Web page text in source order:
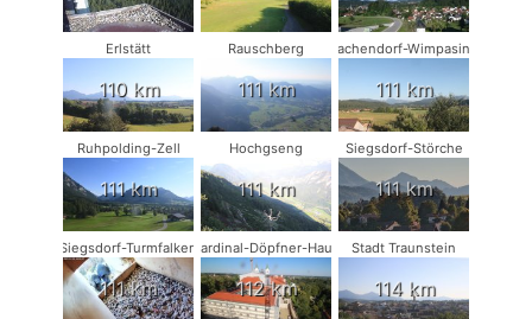
Erlstätt
110 km
Rauschberg
111 km
Vachendorf-Wimpasing
111 km
Ruhpolding-Zell
111 km
Hochgseng
111 km
Siegsdorf-Störche
111 km
Siegsdorf-Turmfalken
111 km
Kardinal-Döpfner-Haus
112 km
Stadt Traunstein
114 km